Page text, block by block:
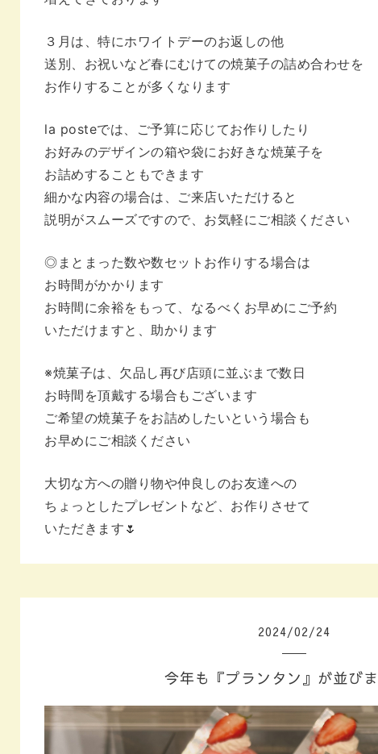
３月は、特にホワイトデーのお返しの他
送別、お祝いなど春にむけての焼菓子の詰め合わせを
お作りすることが多くなります
la posteでは、ご予算に応じてお作りしたり
お好みのデザインの箱や袋にお好きな焼菓子を
お詰めすることもできます
細かな内容の場合は、ご来店いただけると
説明がスムーズですので、お気軽にご相談ください
◎まとまった数や数セットお作りする場合は
お時間がかかります
お時間に余裕をもって、なるべくお早めにご予約
いただけますと、助かります
※焼菓子は、欠品し再び店頭に並ぶまで数日
お時間を頂戴する場合もございます
ご希望の焼菓子をお詰めしたいという場合も
お早めにご相談ください
大切な方への贈り物や仲良しのお友達への
ちょっとしたプレゼントなど、お作りさせて
いただきます🌷
2024/02/24
今年も『プランタン』が並び